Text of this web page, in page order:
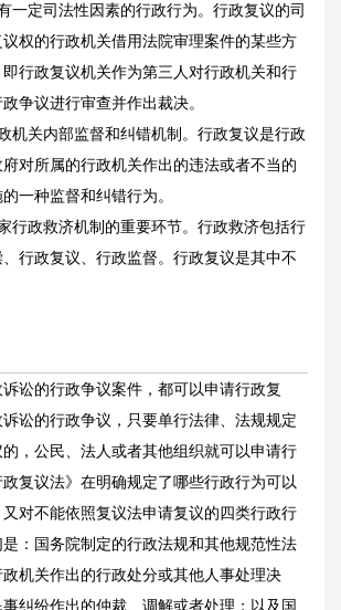
一定司法性因素的行政行为。行政复议的司
权的行政机关借用法院审理案件的某些方
行政复议机关作为第三人对行政机关和行
争议进行审查并作出裁决。
机关内部监督和纠错机制。行政复议是行政
对所属的行政机关作出的违法或者不当的
一种监督和纠错行为。
行政救济机制的重要环节。行政救济包括行
行政复议、行政监督。行政复议是其中不
讼的行政争议案件，都可以申请行政复
讼的行政争议，只要单行法律、法规规定
，公民、法人或者其他组织就可以申请行
复议法》在明确规定了哪些行政行为可以
对不能依照复议法申请复议的四类行政行
：国务院制定的行政法规和其他规范性法
机关作出的行政处分或其他人事处理决
纠纷作出的仲裁、调解或者处理；以及国